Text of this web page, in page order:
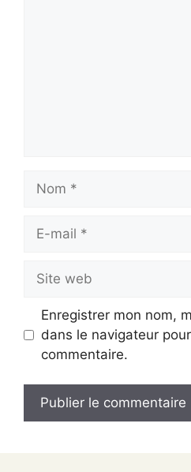
mail
web
Enregistrer mon nom,
dans le navigateur
commentaire.